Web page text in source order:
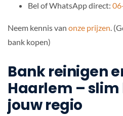
Bel of WhatsApp direct:
Neem kennis vanonze prijzen.
bank kopen)
Bank reinigen
Haarlem –
jouw regio